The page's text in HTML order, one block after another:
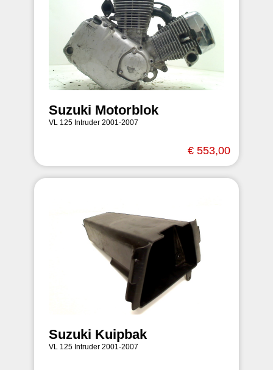
Suzuki Motorblok
VL 125 Intruder 2001-2007
€ 553,00
Suzuki Kuipbak
VL 125 Intruder 2001-2007